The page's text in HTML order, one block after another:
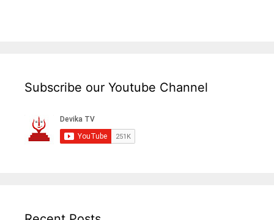
Subscribe our Youtube Channel